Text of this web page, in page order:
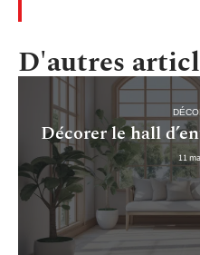
D'autres
Décorer le hall
11